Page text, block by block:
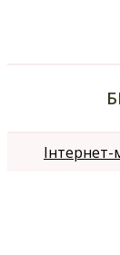
Інтернет-